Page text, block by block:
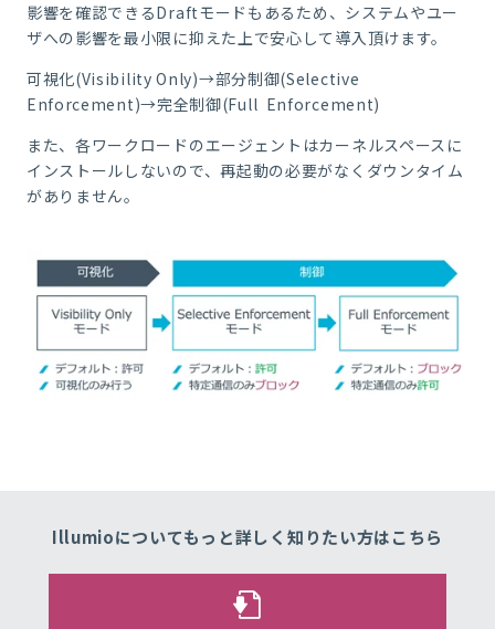
影響を確認できるDraftモードもあるため、システムやユー
ザへの影響を最小限に抑えた上で安心して導入頂けます。
可視化(Visibility Only)→部分制御(Selective
Enforcement)→完全制御(Full Enforcement)
また、各ワークロードのエージェントはカーネルスペースに
インストールしないので、再起動の必要がなくダウンタイム
がありません。
Illumioについてもっと詳しく知りたい方はこちら